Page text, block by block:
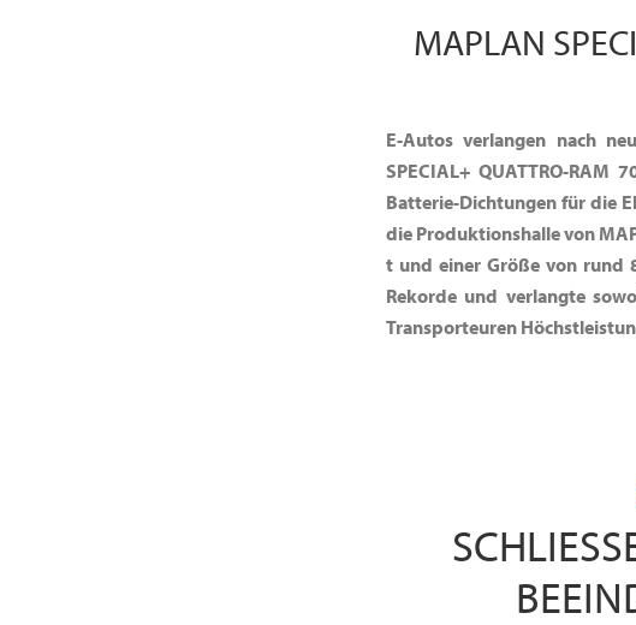
MAPLAN
E-Autos verlangen nach
SPECIAL+ QUATTRO-
Batterie-Dichtungen für die
die Produktionshalle von
t und einer Größe von rund
Rekorde und verlangte
Transporteuren